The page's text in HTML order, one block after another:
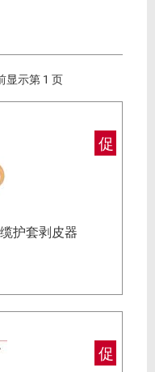
显示第 1 页
促
护套剥皮器
促